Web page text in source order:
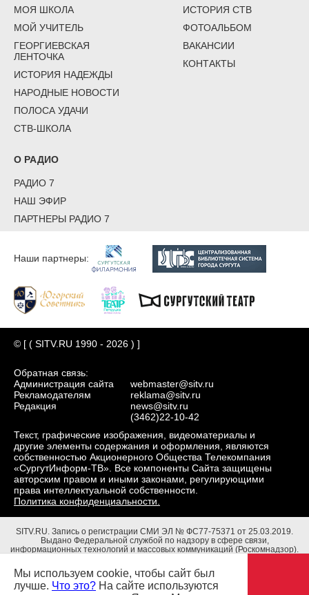
МОЯ ШКОЛА
МОЙ УЧИТЕЛЬ
ГЕОРГИЕВСКАЯ
ЛЕНТОЧКА
ИСТОРИЯ НАДЕЖДЫ
НАРОДНЫЕ НОВОСТИ
ПОЛОСА УДАЧИ
СТВ-ШКОЛА
ИСТОРИЯ СТВ
ФОТОАЛЬБОМ
ВАКАНСИИ
КОНТАКТЫ
О РАДИО
РАДИО 7
НАШ ЭФИР
ПАРТНЕРЫ РАДИО 7
Наши партнеры:
© [ ( SITV.RU 1990 - 2026 ) ]
Обратная связь:
Администрация сайта
Рекламодателям
Редакция
webmaster@sitv.ru
reklama@sitv.ru
news@sitv.ru
(3462)22-10-42
Текст, графические изображения, видеоматериалы и
другие элементы содержания и оформления, являются
собственностью Акционерного Общества Телекомпания
«СургутИнформ-ТВ». Все компоненты Сайта защищены
авторским правом и иными законами, регулирующими
права интеллектуальной собственности.
Политика конфиденциальности.
SITV.RU. Запись о регистрации СМИ ЭЛ № ФС77-75371 от 25.03.2019.
Выдано Федеральной службой по надзору в сфере связи,
информационных технологий и массовых коммуникаций (Роскомнадзор).
Адрес редакции: 628403, Тюменская обл., ХМАО - Югра, г. Сургут, ул.
Маяковского, д. 16. Главный редактор: Чубенко В.Л.
Мы используем cookie, чтобы сайт был
лучше. Что это? На сайте используются